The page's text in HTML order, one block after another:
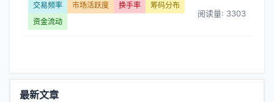
交易频率 市场活跃度 换手率
筹码分布
资金流动
阅读量: 3303
功
最新文章